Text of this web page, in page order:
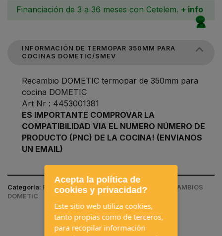
Financiación de 3 a 36 meses con Cetelem. + info
INFORMACIÓN DE TERMOPAR 350MM PARA
COCINAS DOMETIC/SMEV
Recambio DOMETIC termopar de 350mm para
cocina DOMETIC
Art Nr : 4453001381
ES IMPORTANTE COMPROVAR LA
COMPATIBILIDAD VIA EL NUMERO NÚMERO DE
PRODUCTO (PNC) DE LA COCINA! (ENVIANOS
UN EMAIL)
Categoría: RECAMBIOS / RECAMBIOS COCINAS / RECAMBIOS
DOMETIC
Acepta la política de
cookies y privacidad?
Este sitio web utiliza cookies,
tanto propias como de terceros,
para recopilar información